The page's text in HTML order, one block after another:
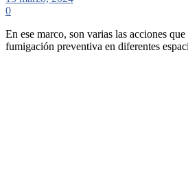
0
En ese marco, son varias las acciones
fumigación preventiva en diferentes